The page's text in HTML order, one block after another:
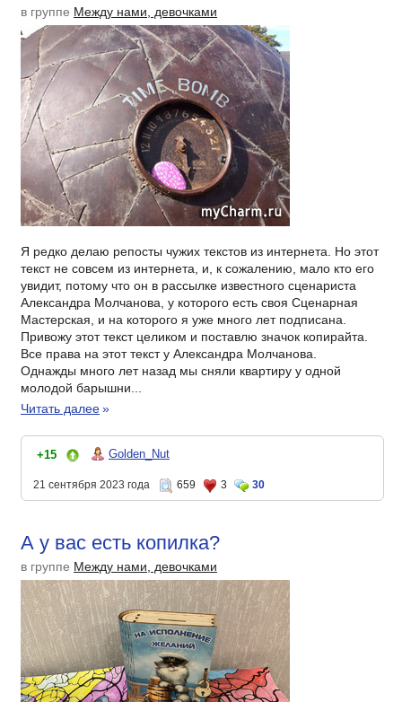
в группе Между нами, девочками
Я редко делаю репосты чужих текстов из интернета. Но этот
текст не совсем из интернета, и, к сожалению, мало кто его
увидит, потому что он в рассылке известного сценариста
Александра Молчанова, у которого есть своя Сценарная
Мастерская, и на которого я уже много лет подписана.
Привожу этот текст целиком и поставлю значок копирайта.
Все права на этот текст у Александра Молчанова.
Однажды много лет назад мы сняли квартиру у одной
молодой барышни...
Читать далее»
+15 Golden_Nut
21 сентября 2023 года 659 3 30
А у вас есть копилка?
в группе Между нами, девочками